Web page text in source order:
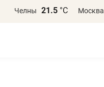
Челны 21.5 °С Москва